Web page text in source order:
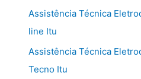
Assistência Técnica
line Itu
Assistência Técnica
Tecno Itu